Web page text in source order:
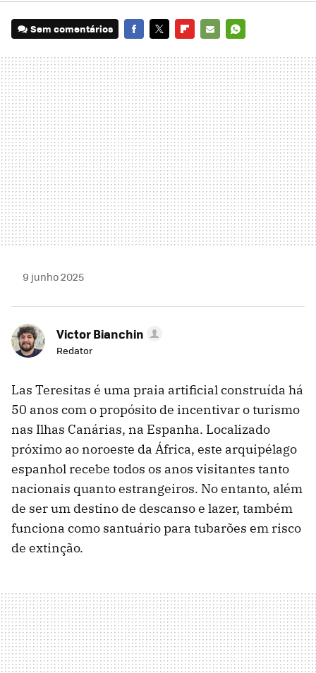
Sem comentários
MAIL
9 junho 2025
Victor Bianchin
Redator
Las Teresitas é uma praia artificial construída há
50 anos com o propósito de incentivar o turismo
nas Ilhas Canárias, na Espanha. Localizado
próximo ao noroeste da África, este arquipélago
espanhol recebe todos os anos visitantes tanto
nacionais quanto estrangeiros. No entanto, além
de ser um destino de descanso e lazer, também
funciona como santuário para tubarões em risco
de extinção.